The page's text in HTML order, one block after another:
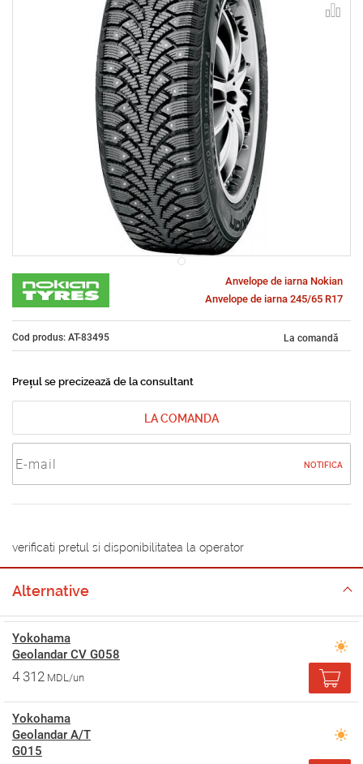
Anvelope de iarna Nokian
Anvelope de iarna 245/65 R17
Cod produs: AT-83495 La comandă
Prețul se precizează de la consultant
LA COMANDA
NOTIFICA
verificati pretul si disponibilitatea la operator
Alternative
Yokohama
Geolandar CV G058
4 312 MDL/un
Yokohama
Geolandar A/T
G015